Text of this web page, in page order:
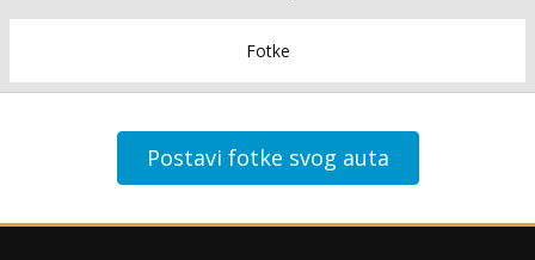
Fotke
Postavi fotke svog auta